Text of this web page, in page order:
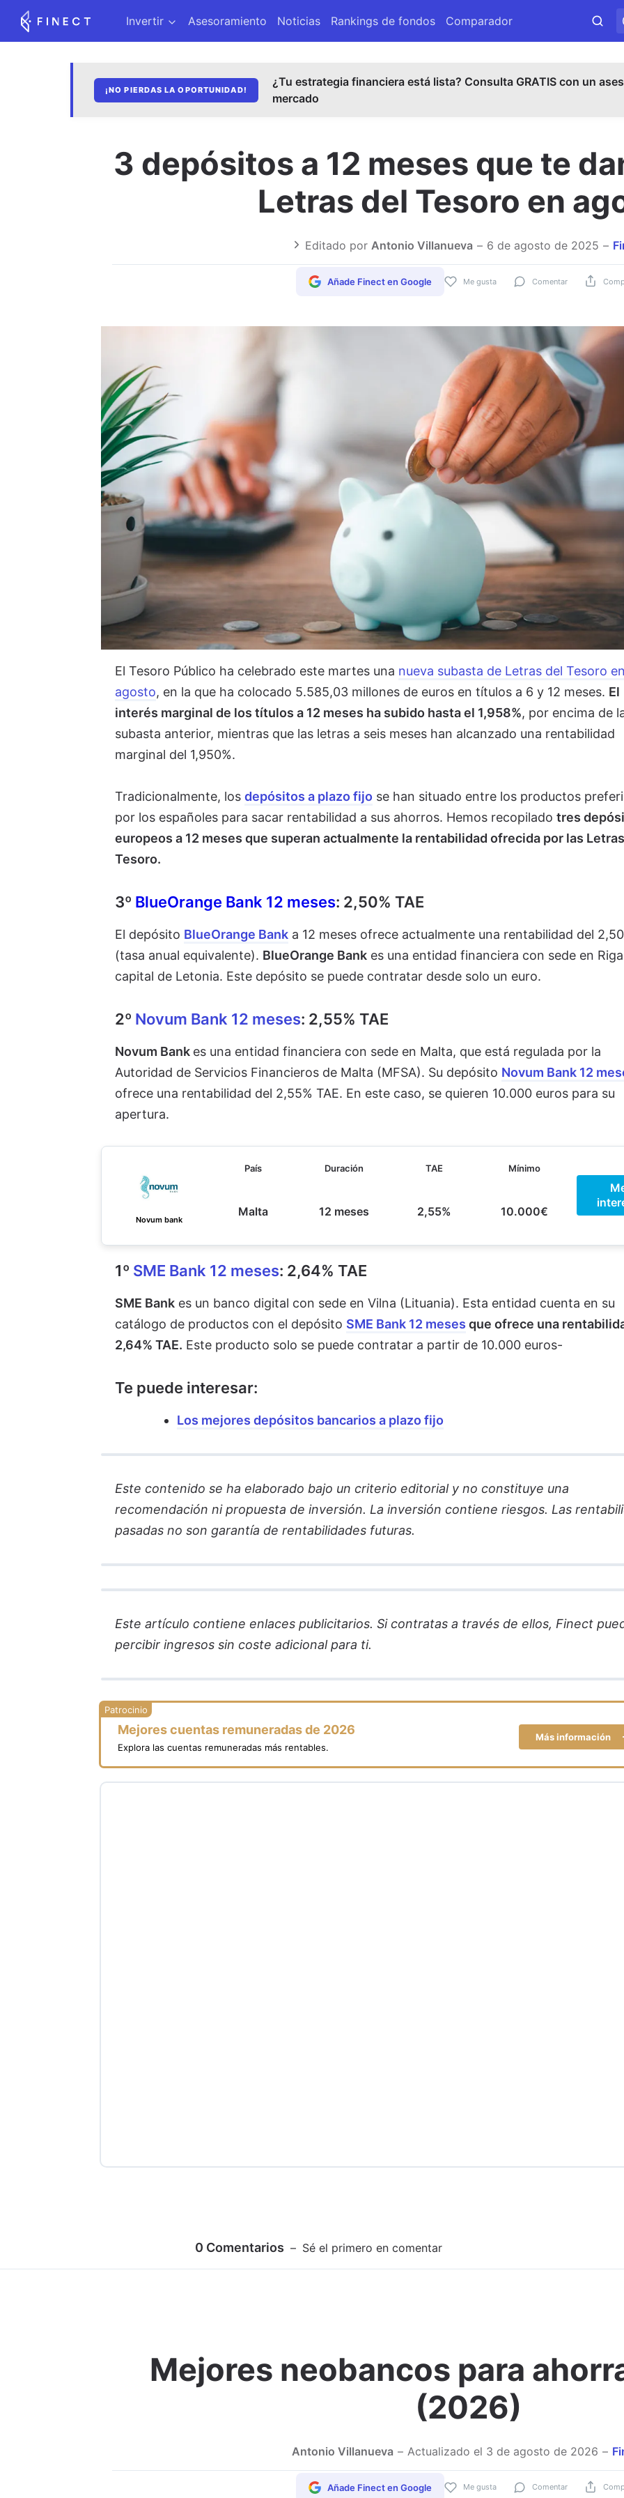
Invertir Asesoramiento Noticias Rankings de fondos Comparador
¡NO PIERDAS LA OPORTUNIDAD!
¿Tu estrategia financiera está lista? Consulta GRATIS con un
mercado
3 depósitos a 12 meses que te
Letras del Tesoro en
Editado por Antonio Villanueva 6 de agosto de 2025
Me gusta Comentar
Añade Finect en Google
El Tesoro Público ha celebrado este martes una nueva subasta de Letras del Tesoro
agosto, en la que ha colocado 5.585,03 millones de euros en títulos a 6 y 12 meses. El
interés marginal de los títulos a 12 meses ha subido hasta el 1,958%, por encima de
subasta anterior, mientras que las letras a seis meses han alcanzado una rentabilidad
marginal del 1,950%.
Tradicionalmente, los depósitos a plazo fijo se han situado entre los productos
por los españoles para sacar rentabilidad a sus ahorros. Hemos recopilado tres
europeos a 12 meses que superan actualmente la rentabilidad ofrecida por las
Tesoro.
3º BlueOrange Bank 12 meses: 2,50% TAE
El depósito BlueOrange Banka 12 meses ofrece actualmente una rentabilidad del
(tasa anual equivalente). BlueOrange Bankes una entidad financiera con sede en
capital de Letonia. Este depósito se puede contratar desde solo un euro.
2º Novum Bank 12 meses: 2,55% TAE
Novum Bank es una entidad financiera con sede en Malta, que está regulada por la
Autoridad de Servicios Financieros de Malta (MFSA). Su depósito Novum Bank 12
ofrece una rentabilidad del 2,55% TAE. En este caso, se quieren 10.000 euros para su
apertura.
Novum bank
País
Malta
Duración
12 meses
TAE
2,55%
Mínimo
10.000€
1º SME Bank 12 meses: 2,64% TAE
SME Bankes un banco digital con sede en Vilna (Lituania). Esta entidad cuenta en su
catálogo de productos con el depósito SME Bank 12 meses que ofrece una
2,64% TAE. Este producto solo se puede contratar a partir de 10.000 euros-
Te puede interesar:
Los mejores depósitos bancarios a plazo fijo
Este contenido se ha elaborado bajo un criterio editorial y no constituye una
recomendación ni propuesta de inversión. La inversión contiene riesgos. Las
pasadas no son garantía de rentabilidades futuras.
Este artículo contiene enlaces publicitarios. Si contratas a través de ellos, Finect
percibir ingresos sin coste adicional para ti.
Mejores cuentas remuneradas de 2026
Explora las cuentas remuneradas más rentables.
Más información
0 Comentarios Sé el primero en comentar
Adjuntar imagen
Mejores neobancos para
(2026)
Antonio Villanueva Actualizado el 3 de agosto de 2026
Me gusta Comentar
Añade Finect en Google